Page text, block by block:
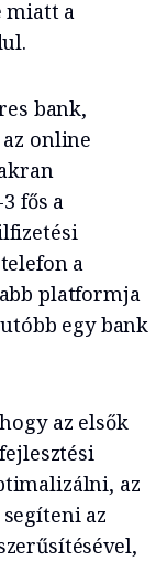
miatt a
bank,
online
fős a
a
platformja
egy bank
az elsők
az
az